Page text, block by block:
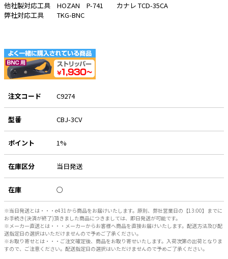
他社製対応工具 HOZAN P-741 カナレ TCD-35CA
弊社対応工具 TKG-BNC
注文コード C9274
型番 CBJ-3CV
ポイント 1%
在庫区分 当日発送
在庫 ○
※当日発送とは・・・e431から商品をお届けいたします。原則、弊社営業日の【13:00】までに
お手続き(決済が終了)頂きました商品につきましては、即日発送が可能です。
※メーカー直送とは・・・メーカーからお客様へ商品を直接お届けいたします。配送方法及び配
送指定日の選択はいただけませんので予めご了承ください。
※お取り寄せとは・・・ご注文確定後、商品をお取り寄せいたします。入荷次第の出荷となりま
すので、ご注意ください。配送指定日の選択はいただけませんので予めご了承ください。